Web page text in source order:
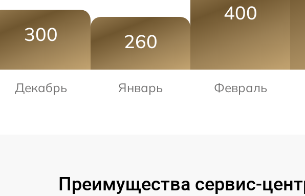
300
Декабрь
260
Январь
400
Февраль
Преимущества сервис-